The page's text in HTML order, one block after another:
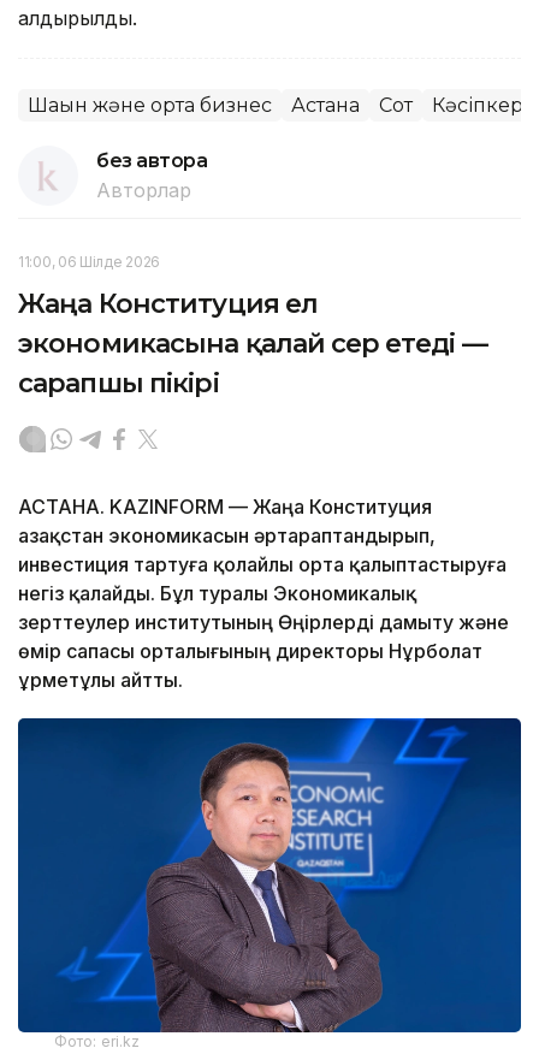
қалдырылды.
Шағын және орта бизнес Астана Сот
без автора
Авторлар
11:00, 06 Шілде 2026
Жаңа Конституция ел
экономикасына қалай әсер етеді —
сарапшы пікірі
АСТАНА. KAZINFORM — Жаңа Конституция
Қазақстан экономикасын әртараптандырып,
инвестиция тартуға қолайлы орта қалыптастыруға
негіз қалайды. Бұл туралы Экономикалық
зерттеулер институтының Өңірлерді дамыту және
өмір сапасы орталығының директоры Нұрболат
Құрметұлы айтты.
Фото: eri.kz